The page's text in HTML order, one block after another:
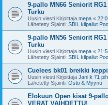
9-pallo MN66 Seniorit
Turku
Uusin viesti Kirjoittaja mepa «
Lähetetty Sijainti: SBIL kilpailut
9-pallo MN56 Seniorit
Turku
Uusin viesti Kirjoittaja mepa «
Lähetetty Sijainti: SBIL kilpailut
Cuelees bk01 breikki keppi
Uusin viesti Kirjoittaja Jani k 71
Lähetetty Sijainti: Osto & Myynti
Elokuun Open kisat 9-
VERAT VAIHDETTU!